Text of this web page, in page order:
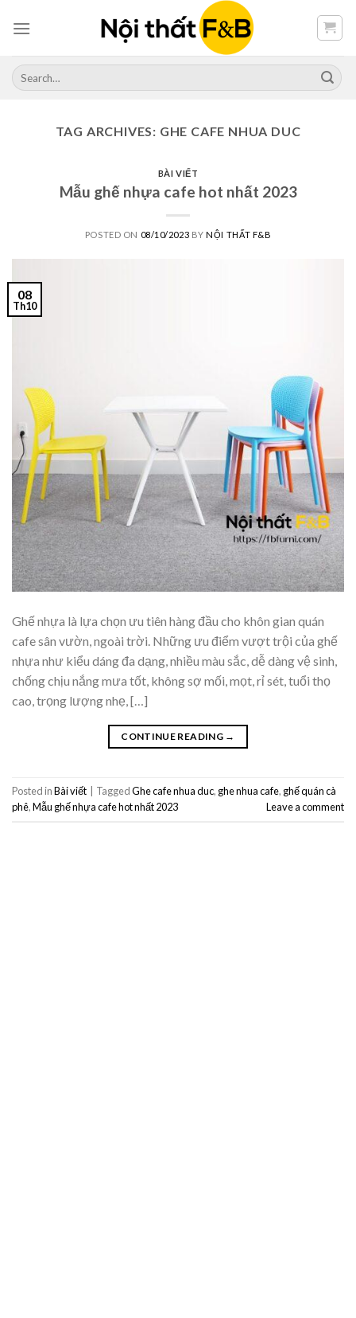
Search
for:
TAG ARCHIVES: GHE CAFE NHUA DUC
BÀI VIẾT
Mẫu ghế nhựa cafe hot nhất 2023
POSTED ON 08/10/2023 BYNỘI THẤT F&B
08
Th10
Ghế nhựa là lựa chọn ưu tiên hàng đầu cho khôn gian quán
cafe sân vườn, ngoài trời. Những ưu điểm vượt trội của ghế
nhựa như kiểu dáng đa dạng, nhiều màu sắc, dễ dàng vệ sinh,
chống chịu nắng mưa tốt, không sợ mối, mọt, rỉ sét, tuổi thọ
cao, trọng lượng nhẹ, […]
CONTINUE READING →
Posted inBài viết TaggedGhe cafe nhua duc, ghe nhua cafe, ghế quán cà
phê,Mẫu ghế nhựa cafe hot nhất 2023 Leave a comment